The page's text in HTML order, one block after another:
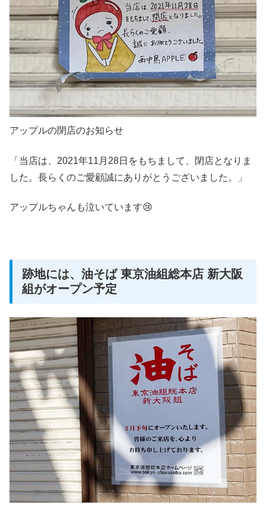
アップルの閉店のお知らせ
「当店は、2021年11月28日をもちまして、閉店となりま
した。長らくのご愛顧誠にありがとうございました。」
アップルちゃんも泣いています😢
跡地には、油そば 東京油組総本店 新大阪
組がオープン予定